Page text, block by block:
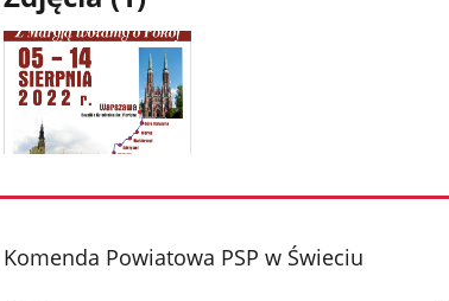
zdjęcie
galerii.
stopka
Komenda Powiatowa PSP w Świeciu